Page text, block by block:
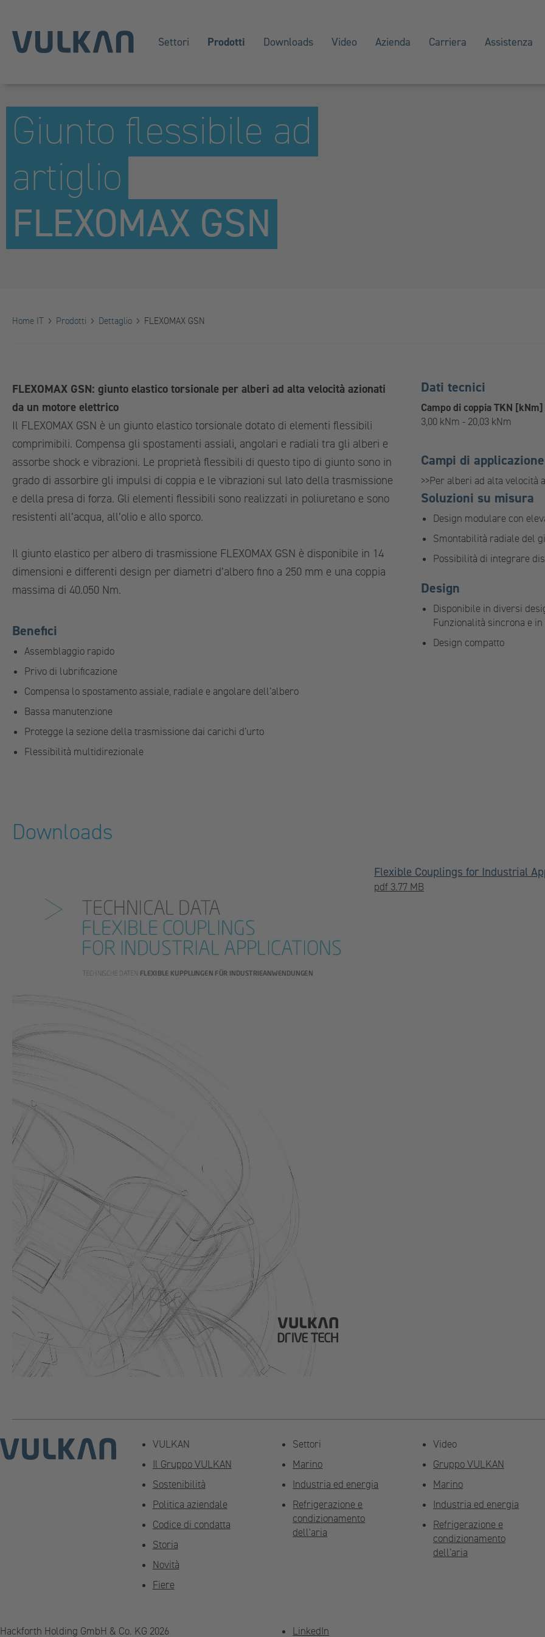
Settori Prodotti Downloads Video Azienda Carriera Assistenza
Giunto flessibile ad
artiglio
FLEXOMAX GSN
Home IT Prodotti Dettaglio FLEXOMAX GSN
FLEXOMAX GSN: giunto elastico torsionale per alberi ad alta velocità azionati
da un motore elettrico
Il FLEXOMAX GSN è un giunto elastico torsionale dotato di elementi flessibili
comprimibili. Compensa gli spostamenti assiali, angolari e radiali tra gli alberi e
assorbe shock e vibrazioni. Le proprietà flessibili di questo tipo di giunto sono in
grado di assorbire gli impulsi di coppia e le vibrazioni sul lato della trasmissione
e della presa di forza. Gli elementi flessibili sono realizzati in poliuretano e sono
resistenti all’acqua, all’olio e allo sporco.
Il giunto elastico per albero di trasmissione FLEXOMAX GSN è disponibile in 14
dimensioni e differenti design per diametri d’albero fino a 250 mm e una coppia
massima di 40.050 Nm.
Benefici
Assemblaggio rapido
Privo di lubrificazione
Compensa lo spostamento assiale, radiale e angolare dell’albero
Bassa manutenzione
Protegge la sezione della trasmissione dai carichi d’urto
Flessibilità multidirezionale
Dati tecnici
Campo di coppia TKN [kNm]
3,00 kNm - 20,03 kNm
Campi di applicazione
>>Per alberi ad alta
Soluzioni su misura
Design modulare con
Smontabilità radiale del
Possibilità di integrare
Design
Disponibile in diversi
Funzionalità sincrona e
Design compatto
Downloads
Flexible Couplings for Industrial
pdf 3.77 MB
VULKAN
Il Gruppo VULKAN
Sostenibilità
Politica aziendale
Codice di condatta
Storia
Novità
Fiere
Settori
Marino
Industria ed energia
Refrigerazione e
condizionamento
dell'aria
Video
Gruppo VULKAN
Marino
Industria ed energia
Refrigerazione e
condizionamento
dell’aria
Hackforth Holding GmbH & Co. KG 2026 LinkedIn